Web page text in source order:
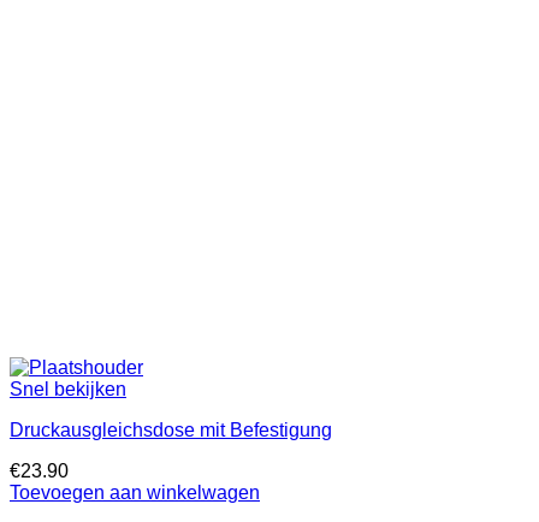
Snel bekijken
Druckausgleichsdose mit Befestigung
€23.90
Toevoegen aan winkelwagen